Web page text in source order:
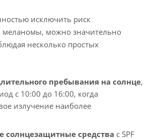
исключить риск
меланомы, можно значительно
несколько простых
пребывания на солнце,
с 10:00 до 16:00, когда
излучение наиболее
солнцезащитные средства с SPF